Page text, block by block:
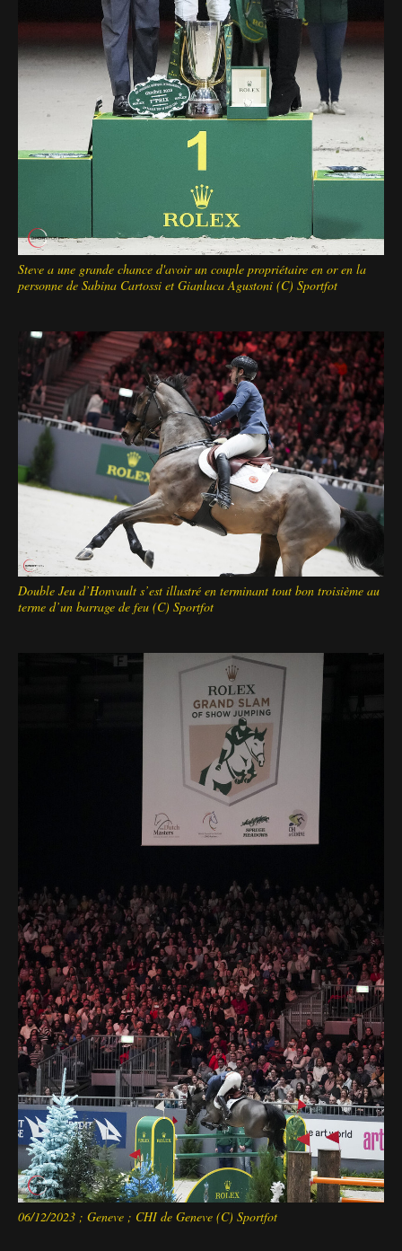
Steve a une grande chance d'avoir un couple propriétaire en or en la
personne de Sabina Cartossi et Gianluca Agustoni (C) Sportfot
Double Jeu d’Honvault s’est illustré en terminant tout bon troisième au
terme d’un barrage de feu (C) Sportfot
06/12/2023 ; Geneve ; CHI de Geneve (C) Sportfot